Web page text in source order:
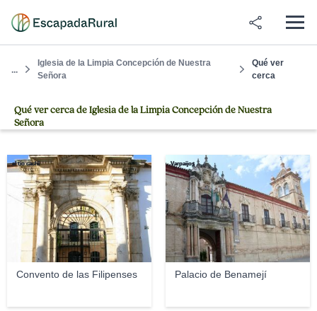
...
Iglesia de la Limpia Concepción de Nuestra
Señora
Qué ver
cerca
Qué ver cerca de Iglesia de la Limpia Concepción de Nuestra
Señora
Convento de las Filipenses
el tio cachi
Palacio de Benamejí
Varpaijos